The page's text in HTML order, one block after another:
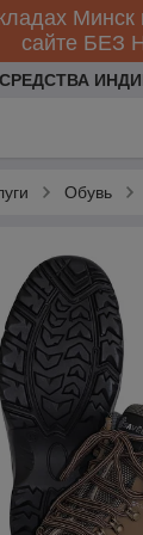
сайте БЕЗ
Обувь